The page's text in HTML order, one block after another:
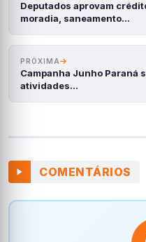
Deputados aprovam
moradia, saneamento…
PRÓXIMA
Campanha Junho Paraná
atividades…
COMENTÁRIOS